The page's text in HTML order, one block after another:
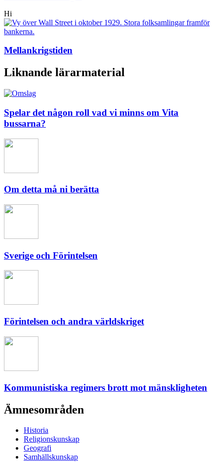
Hi
Mellankrigstiden
Liknande lärarmaterial
Spelar det någon roll vad vi minns om Vita
bussarna?
Om detta må ni berätta
Sverige och Förintelsen
Förintelsen och andra världskriget
Kommunistiska regimers brott mot mänskligheten
Ämnesområden
Historia
Religionskunskap
Geografi
Samhällskunskap